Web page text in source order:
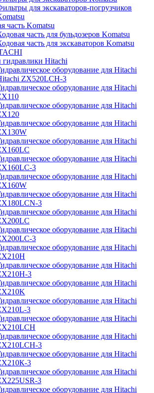
для экскаваторов-погрузчиков
часть Komatsu
часть для бульдозеров Komatsu
часть для экскаваторов Komatsu
гидравлики Hitachi
оборудование для Hitachi
ZX520LCH-3
оборудование для Hitachi
оборудование для Hitachi
оборудование для Hitachi
оборудование для Hitachi
оборудование для Hitachi
3
оборудование для Hitachi
оборудование для Hitachi
3
оборудование для Hitachi
оборудование для Hitachi
3
оборудование для Hitachi
оборудование для Hitachi
3
оборудование для Hitachi
оборудование для Hitachi
3
оборудование для Hitachi
оборудование для Hitachi
3
оборудование для Hitachi
3
оборудование для Hitachi
3
оборудование для Hitachi